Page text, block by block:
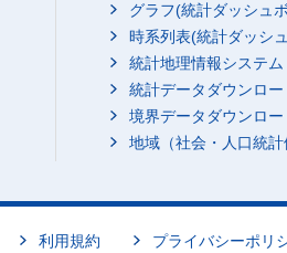
グラフ(統計ダッシュ
時系列表(統計ダッシ
統計地理情報システム
統計データダウンロー
境界データダウンロー
地域（社会・人口統計
利用規約 プライバシーポリ